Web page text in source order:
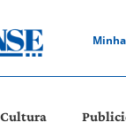
Cultura